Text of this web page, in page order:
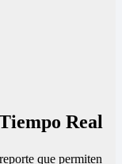
Real
que permiten